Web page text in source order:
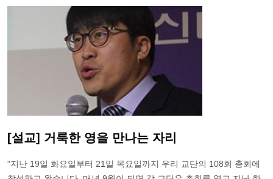
[설교] 거룩한 영을 만나는 자리
"지난 19일 화요일부터 21일 목요일까지 우리 교단의 108회 총회에